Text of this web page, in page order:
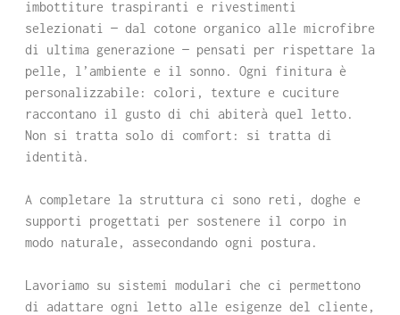
imbottiture traspiranti e rivestimenti
selezionati — dal cotone organico alle microfibre
di ultima generazione — pensati per rispettare la
pelle, l’ambiente e il sonno. Ogni finitura è
personalizzabile: colori, texture e cuciture
raccontano il gusto di chi abiterà quel letto.
Non si tratta solo di comfort: si tratta di
identità.
A completare la struttura ci sono reti, doghe e
supporti progettati per sostenere il corpo in
modo naturale, assecondando ogni postura.
Lavoriamo su sistemi modulari che ci permettono
di adattare ogni letto alle esigenze del cliente,